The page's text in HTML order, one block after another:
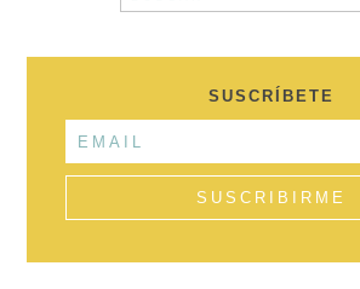
SUSCRÍBETE